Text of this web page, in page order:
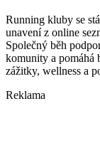
Running kluby se
unavení z online
Společný běh
komunity a pomáhá
zážitky, wellness a
Reklama